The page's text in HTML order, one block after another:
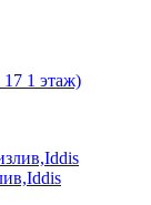
1 этаж)